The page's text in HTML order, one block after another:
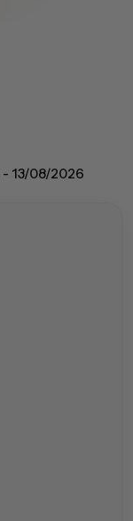
13/08/2026